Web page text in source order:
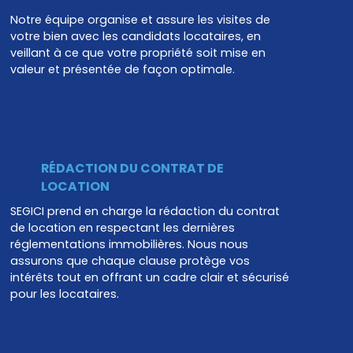
Notre équipe organise et assure les visites de
votre bien avec les candidats locataires, en
veillant à ce que votre propriété soit mise en
valeur et présentée de façon optimale.
RÉDACTION DU CONTRAT DE
LOCATION
SEGICI prend en charge la rédaction du contrat
de location en respectant les dernières
réglementations immobilières. Nous nous
assurons que chaque clause protège vos
intérêts tout en offrant un cadre clair et sécurisé
pour les locataires.